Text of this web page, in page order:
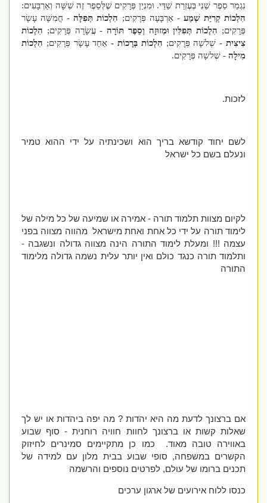
נִגְמַר סֵפֶר שֵׁנִי בְּעֶזְרַת שַׁדַּי. וּמִנְיַן פְּרָקִים שֶׁלְּסֵפֶר זֶה שִׁשָּׁה וְאַרְבָּעִים:
הִלְכוֹת קְרִיַּת שְׁמַע- אַרְבָּעָה פְּרָקִים;הִלְכוֹת תְּפִלָּה- חֲמִשָּׁה עָשָׂר
פְּרָקִים;הִלְכוֹת תְּפִלִּין וּמְזוּזָה וְסֵפֶר תּוֹרָה- עֲשָׂרָה פְּרָקִים;הִלְכוֹת
צִיצִית- שְׁלשָׁה פְּרָקִים;הִלְכוֹת בְּרָכוֹת -אַחַד עָשָׂר פְּרָקִים;הִלְכוֹת
מִילָה- שְׁלשָׁה פְּרָקִים.
לזכות.
לשם יחוד קודשא בריך הוא ושכינתיה על ידי ההוא טמיר
ונעלם בשם כל ישראל
לקיום מצוות תלמוד תורה - אמירה או שמיעה של כל מילה של
לימוד תורה על ידי כל אחת ואחת מישראל מהווה מצווה בפני
עצמה !!! ומעלת לימוד התורה הינה מצווה גדולה ונשגבה -
ותלמוד תורה כנגד כולם ואין יותר עלית נשמה גדולה מלימוד
התורה
אם ברצונך לדעת מה היא יהדות ? מה יפה ביהדות או יש לך
שאלות קשות או ברצונך לחוות חוויה רוחנית - סוף שבוע
באווירה טובה מאוד. כמו כן מתקיימים סמינרים לחיזוק
הקשרים במשפחה, סופי שבוע בבית מלון עם למידה של
תכנים ברומו של עולם, לפרטים נוספים והרשמה
כנסו ללוח אירועים של ארגון ערכים